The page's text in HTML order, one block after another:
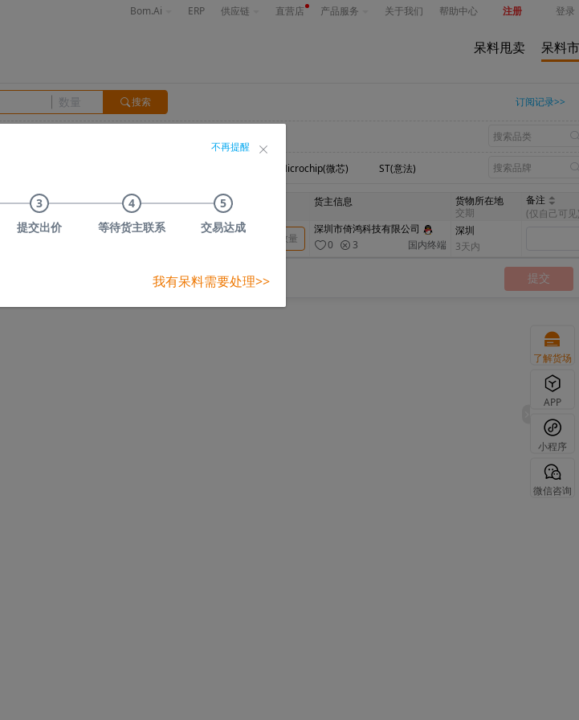
Bom.Ai ERP 供应链 直营店 产品服务 关于我们 帮助中心 注册 登录
呆料甩卖 呆料
搜索 订阅记录>>
Microchip(微芯) ST(意法)
预估货值
市场价
30天搜索次数
指数 货主信息
货物所在地
交期
备注
(仅自己可
***
￥***
深圳市倚鸿科技有限公司
0
3 国内终端
深圳
3天内
提交
不再提醒
3
提交出价
4
等待货主联系
5
交易达成
我有呆料需要处理>>
了解货场
APP
小程序
微信咨询